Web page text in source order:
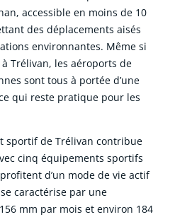
accessible en moins de 10
des déplacements aisés
environnantes. Même si
Trélivan, les aéroports de
sont tous à portée d’une
qui reste pratique pour les
sportif de Trélivan contribue
cinq équipements sportifs
d’un mode de vie actif
caractérise par une
mm par mois et environ 184